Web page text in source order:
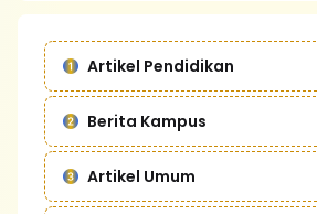
Artikel Pendidikan
Berita Kampus
Artikel Umum